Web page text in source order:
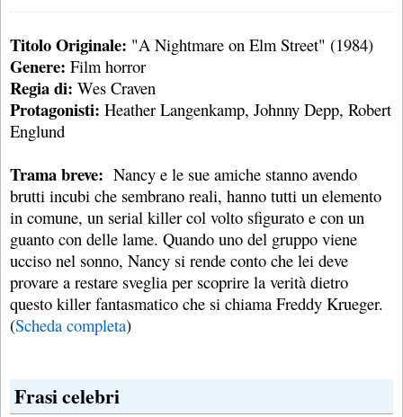
Titolo Originale: "A Nightmare on Elm Street" (1984)
Genere: Film horror
Regia di: Wes Craven
Protagonisti: Heather Langenkamp, Johnny Depp, Robert
Englund
Trama breve: Nancy e le sue amiche stanno avendo
brutti incubi che sembrano reali, hanno tutti un elemento
in comune, un serial killer col volto sfigurato e con un
guanto con delle lame. Quando uno del gruppo viene
ucciso nel sonno, Nancy si rende conto che lei deve
provare a restare sveglia per scoprire la verità dietro
questo killer fantasmatico che si chiama Freddy Krueger.
(Scheda completa)
Frasi celebri